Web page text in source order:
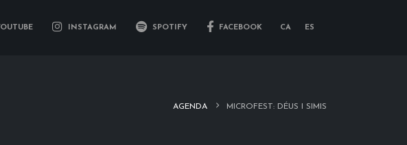
INSTAGRAM SPOTIFY FACEBOOK CA ES
AGENDA MICROFEST: DÉUS I SIMIS